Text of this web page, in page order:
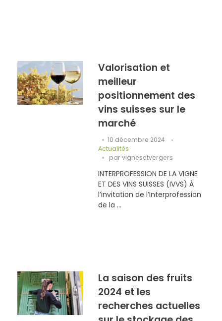
Valorisation et
meilleur
positionnement des
vins suisses sur le
marché
10 décembre 2024
Actualités
par vignesetvergers
INTERPROFESSION DE LA VIGNE
ET DES VINS SUISSES (IVVS) À
l’invitation de l’Interprofession
de la ...
La saison des fruits
2024 et les
recherches actuelles